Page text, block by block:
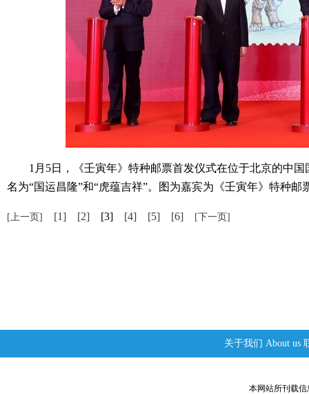
1月5日，《壬寅年》特种邮票首发仪式在位于北京的中国
名为“国运昌隆”和“虎蕴吉祥”。图为嘉宾为《壬寅年》特种邮
[上一页] [1] [2] [3] [4] [5] [6] [下一页]
关于我们 About us
本网站所刊载